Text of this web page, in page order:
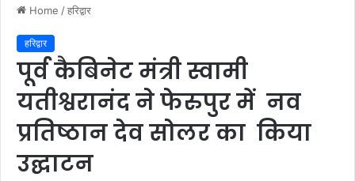
Home /हरिद्वार
हरिद्वार
पूर्व कैबिनेट मंत्री स्वामी
यतीश्वरानंद ने फेरुपुर में नव
प्रतिष्ठान देव सोलर का किया
उद्घाटन